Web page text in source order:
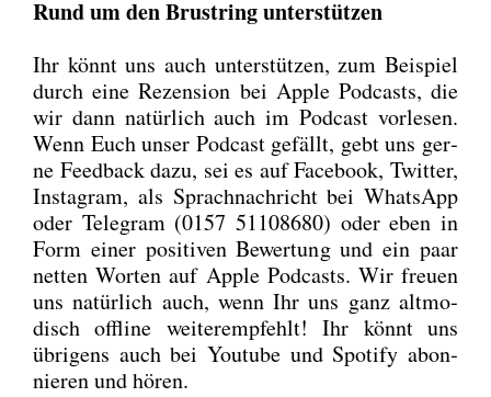
Rund um den Brust­ring unter­stüt­zen
Ihr könnt uns auch unter­stüt­zen, zum Bei­spiel
durch eine Rezen­si­on bei Apple Pod­casts, die
wir dann natür­lich auch im Pod­cast vor­le­sen.
Wenn Euch unser Pod­cast gefällt, gebt uns ger­
ne Feed­back dazu, sei es auf Face­book, Twit­ter,
Insta­gram, als Sprach­nach­richt bei Whats­App
oder Tele­gram (0157 51108680) oder eben in
Form einer posi­ti­ven Bewer­tung und ein paar
net­ten Wor­ten auf Apple Pod­casts. Wir freu­en
uns natür­lich auch, wenn Ihr uns ganz alt­mo­
disch off­line wei­ter­emp­fehlt! Ihr könnt uns
übri­gens auch bei You­tube und Spo­ti­fy abon­
nie­ren und hören.